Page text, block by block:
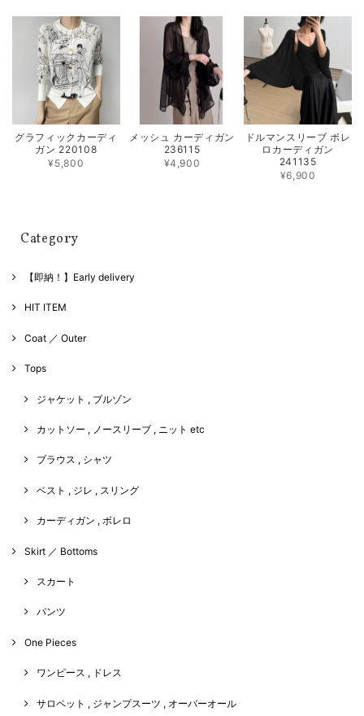
グラフィックカーディ
ガン 220108
¥5,800
メッシュ カーディガン
236115
¥4,900
ドルマンスリーブ ボレ
ロカーディガン
241135
¥6,900
Category
【即納！】Early delivery
HIT ITEM
Coat ／ Outer
Tops
ジャケット , ブルゾン
カットソー , ノースリーブ , ニット etc
ブラウス , シャツ
ベスト , ジレ , スリング
カーディガン , ボレロ
Skirt ／ Bottoms
スカート
パンツ
One Pieces
ワンピース , ドレス
サロペット , ジャンプスーツ , オーバーオール